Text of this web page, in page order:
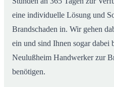
eine individuelle Lösung und
Brandschaden in. Wir gehen
ein und sind Ihnen sogar
Neulußheim Handwerker zur
benötigen.